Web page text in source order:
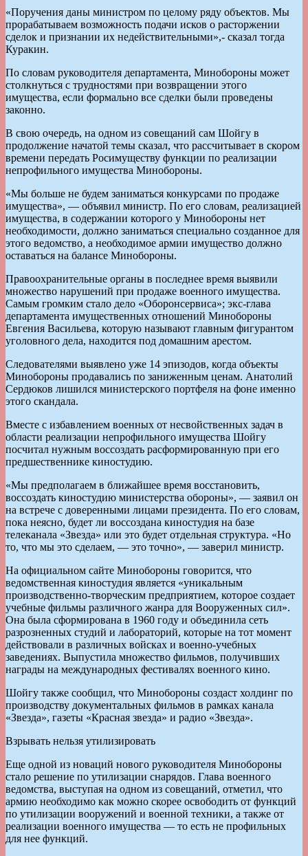
«Поручения даны министром по целому ряду объектов. Мы
прорабатываем возможность подачи исков о расторжении
сделок и признании их недействительными»,- сказал тогда
Куракин.
По словам руководителя департамента, Минобороны может
столкнуться с трудностями при возвращении этого
имущества, если формально все сделки были проведены
законно.
В свою очередь, на одном из совещаний сам Шойгу в
продолжение начатой темы сказал, что рассчитывает в скором
времени передать Росимуществу функции по реализации
непрофильного имущества Минобороны.
«Мы больше не будем заниматься конкурсами по продаже
имущества», — объявил министр. По его словам, реализацией
имущества, в содержании которого у Минобороны нет
необходимости, должно заниматься специально созданное для
этого ведомство, а необходимое армии имущество должно
оставаться на балансе Минобороны.
Правоохранительные органы в последнее время выявили
множество нарушений при продаже военного имущества.
Самым громким стало дело «Оборонсервиса»; экс-глава
департамента имущественных отношений Минобороны
Евгения Васильева, которую называют главным фигурантом
уголовного дела, находится под домашним арестом.
Следователями выявлено уже 14 эпизодов, когда объекты
Минобороны продавались по заниженным ценам. Анатолий
Сердюков лишился министерского портфеля на фоне именно
этого скандала.
Вместе с избавлением военных от несвойственных задач в
области реализации непрофильного имущества Шойгу
посчитал нужным воссоздать расформированную при его
предшественнике киностудию.
«Мы предполагаем в ближайшее время восстановить,
воссоздать киностудию министерства обороны», — заявил он
на встрече с доверенными лицами президента. По его словам,
пока неясно, будет ли воссоздана киностудия на базе
телеканала «Звезда» или это будет отдельная структура. «Но
то, что мы это сделаем, — это точно», — заверил министр.
На официальном сайте Минобороны говорится, что
ведомственная киностудия является «уникальным
производственно-творческим предприятием, которое создает
учебные фильмы различного жанра для Вооруженных сил».
Она была сформирована в 1960 году и объединила сеть
разрозненных студий и лабораторий, которые на тот момент
действовали в различных войсках и военно-учебных
заведениях. Выпустила множество фильмов, получивших
награды на международных фестивалях военного кино.
Шойгу также сообщил, что Минобороны создаст холдинг по
производству документальных фильмов в рамках канала
«Звезда», газеты «Красная звезда» и радио «Звезда».
Взрывать нельзя утилизировать
Еще одной из новаций нового руководителя Минобороны
стало решение по утилизации снарядов. Глава военного
ведомства, выступая на одном из совещаний, отметил, что
армию необходимо как можно скорее освободить от функций
по утилизации вооружений и военной техники, а также от
реализации военного имущества — то есть не профильных
для нее функций.